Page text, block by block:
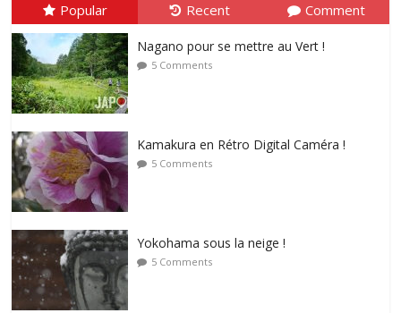
Popular Recent Comment
Nagano pour se mettre au Vert !
5 Comments
Kamakura en Rétro Digital Caméra !
5 Comments
Yokohama sous la neige !
5 Comments